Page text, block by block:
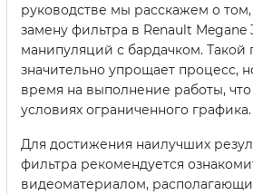
руководстве мы расскажем о
замену фильтра в Renault Megane
манипуляций с бардачком. Такой
значительно упрощает процесс,
время на выполнение работы, что
условиях ограниченного графика.
Для достижения наилучших
фильтра рекомендуется
видеоматериалом,